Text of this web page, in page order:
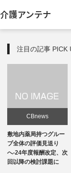
介護アンテナ
注目の記事 PICK
CBnews
敷地内薬局持つグルー
プ全体の評価見送り
へ-24年度報酬改定、次
回以降の検討課題に